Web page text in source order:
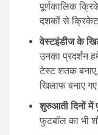
पूर्णकालिक
दशकों से क्रिकेट
वेस्टइंडीज के
उनका प्रदर्शन
टेस्ट शतक बनाए,
खिलाफ बनाए
शुरुआती दिनों
फुटबॉल का भी